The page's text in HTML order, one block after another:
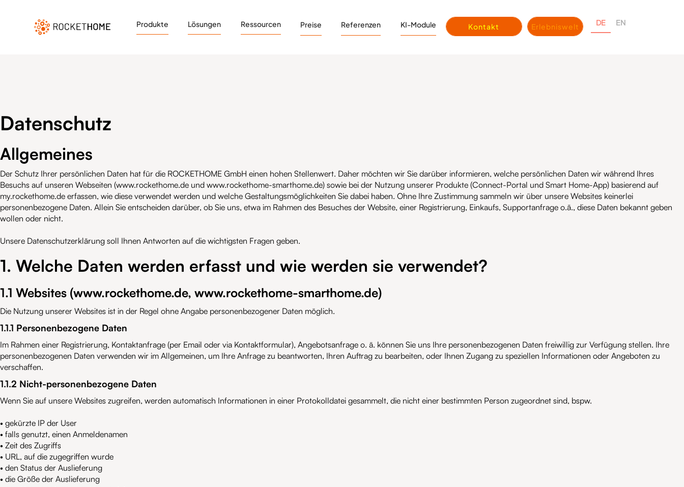
Produkte Lösungen Ressourcen Preise Referenzen KI-Module Kontakt Erlebniswelt DE EN
Datenschutz
Allgemeines
Der Schutz Ihrer persönlichen Daten hat für die ROCKETHOME GmbH einen hohen Stellenwert. Daher möchten wir Sie darüber informieren, welche persönlichen Daten wir während Ihres
Besuchs auf unseren Webseiten (www.rockethome.de und www.rockethome-smarthome.de) sowie bei der Nutzung unserer Produkte (Connect-Portal und Smart Home-App) basierend auf
my.rockethome.de erfassen, wie diese verwendet werden und welche Gestaltungsmöglichkeiten Sie dabei haben. Ohne Ihre Zustimmung sammeln wir über unsere Websites keinerlei
personenbezogene Daten. Allein Sie entscheiden darüber, ob Sie uns, etwa im Rahmen des Besuches der Website, einer Registrierung, Einkaufs, Supportanfrage o.ä., diese Daten bekannt geben
wollen oder nicht.
Unsere Datenschutzerklärung soll Ihnen Antworten auf die wichtigsten Fragen geben.
1. Welche Daten werden erfasst und wie werden sie verwendet?
1.1 Websites (www.rockethome.de, www.rockethome-smarthome.de)
Die Nutzung unserer Websites ist in der Regel ohne Angabe personenbezogener Daten möglich.
1.1.1 Personenbezogene Daten
Im Rahmen einer Registrierung, Kontaktanfrage (per Email oder via Kontaktformular), Angebotsanfrage o. ä. können Sie uns Ihre personenbezogenen Daten freiwillig zur Verfügung stellen. Ihre
personenbezogenen Daten verwenden wir im Allgemeinen, um Ihre Anfrage zu beantworten, Ihren Auftrag zu bearbeiten, oder Ihnen Zugang zu speziellen Informationen oder Angeboten zu
verschaffen.
1.1.2 Nicht-personenbezogene Daten
Wenn Sie auf unsere Websites zugreifen, werden automatisch Informationen in einer Protokolldatei gesammelt, die nicht einer bestimmten Person zugeordnet sind, bspw.
• gekürzte IP der User
• falls genutzt, einen Anmeldenamen
• Zeit des Zugriffs
• URL, auf die zugegriffen wurde
• den Status der Auslieferung
• die Größe der Auslieferung